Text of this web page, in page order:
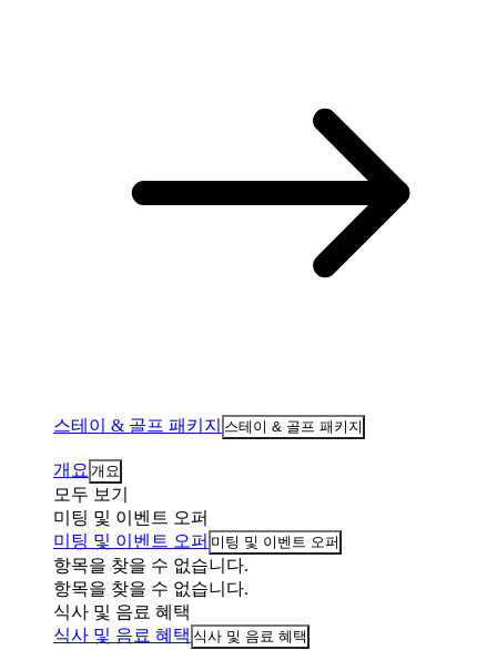
스테이 & 골프 패키지 스테이 & 골프 패키지
개요 개요
모두 보기
미팅 및 이벤트 오퍼
미팅 및 이벤트 오퍼 미팅 및 이벤트 오퍼
항목을 찾을 수 없습니다.
항목을 찾을 수 없습니다.
식사 및 음료 혜택
식사 및 음료 혜택 식사 및 음료 혜택